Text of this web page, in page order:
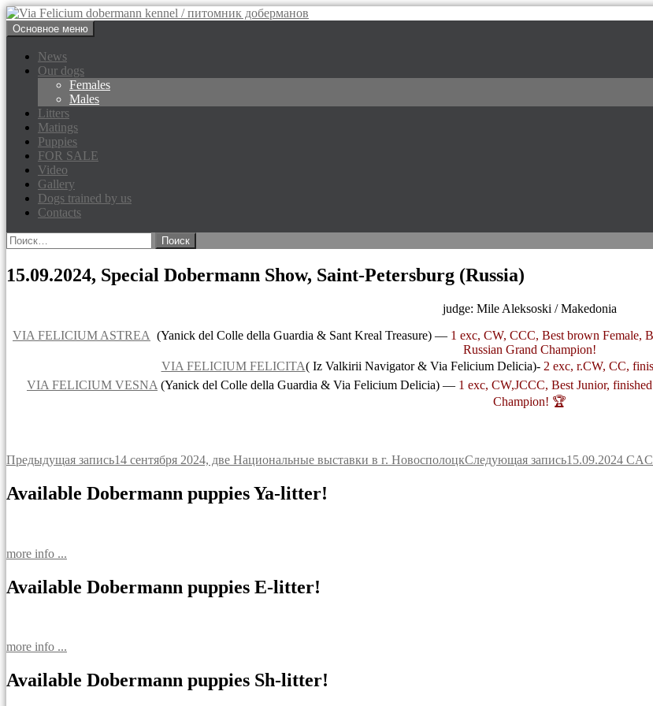
Via Felicium dobermann kennel / питомник доберманов
Основное меню
к
News
Our dogs
Females
Males
Litters
Matings
Puppies
FOR SALE
Video
Gallery
Dogs trained by us
Contacts
Найти:
15.09.2024, Special Dobermann Show, Saint-Petersburg (Russia)
judge: Mile Aleksoski / Makedonia
VIA FELICIUM ASTREA (Yanick del Colle della Guardia & Sant Kreal Treasure) — 1 exc, CW, CCC, Best brown Female,
Russian Grand Champion!
VIA FELICIUM FELICITA( Iz Valkirii Navigator & Via Felicium Delicia)- 2 exc, r.CW, СС,
VIA FELICIUM VESNA (Yanick del Colle della Guardia & Via Felicium Delicia) — 1 exc, CW,JCCC, Best Junior,
Champion! 🏆
Навигация
по
записям
Предыдущая запись14 сентября 2024, две Национальные выставки в г. НовосполоцкСледующая запись15.09.2024
Available Dobermann puppies Ya-litter!
more info ...
Available Dobermann puppies E-litter!
more info ...
Available Dobermann puppies Sh-litter!